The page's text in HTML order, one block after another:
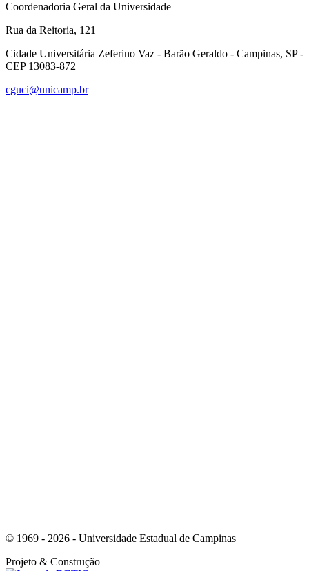
Coordenadoria Geral da Universidade
Rua da Reitoria, 121
Cidade Universitária Zeferino Vaz - Barão Geraldo - Campinas, SP -
CEP 13083-872
cguci@unicamp.br
© 1969 - 2026 - Universidade Estadual de Campinas
Projeto & Construção